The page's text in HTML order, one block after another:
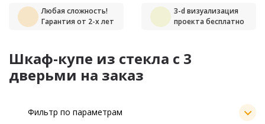
Любая сложность!
Гарантия от 2-х лет
3-d визуализация
проекта бесплатно
Шкаф-купе из стекла с 3
дверьми на заказ
Фильтр по параметрам